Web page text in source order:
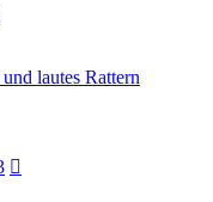
lautes Rattern